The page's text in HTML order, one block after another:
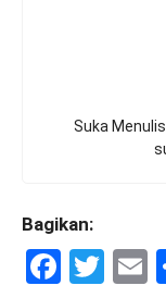
Suka
Bagikan:
F
T